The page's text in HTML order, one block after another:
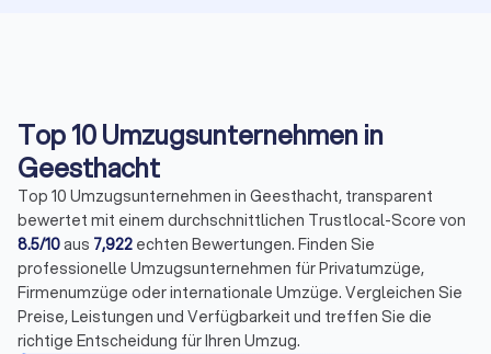
Top 10 Umzugsunternehmen in
Geesthacht
Top 10 Umzugsunternehmen in Geesthacht, transparent
bewertet mit einem durchschnittlichen Trustlocal-Score von
8.5/10aus 7,922 echten Bewertungen. Finden Sie
professionelle Umzugsunternehmen für Privatumzüge,
Firmenumzüge oder internationale Umzüge. Vergleichen Sie
Preise, Leistungen und Verfügbarkeit und treffen Sie die
richtige Entscheidung für Ihren Umzug.